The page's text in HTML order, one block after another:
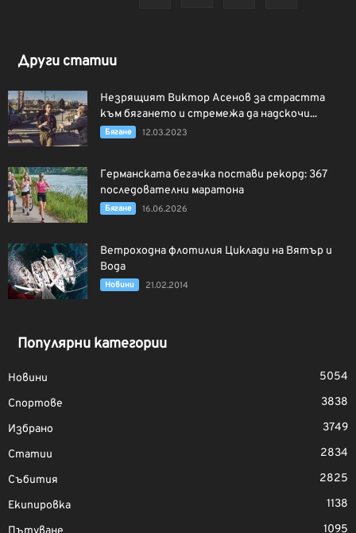
Други статии
Незрящият Виктор Асенов за страстта
към бягането и стремежа да надскочи...
Бягане 12.03.2023
Германската бегачка постави рекорд: 367
последователни маратона
Бягане 16.06.2026
Ветроходна флотилия Циклади на Вятър и
Вода
Новини 21.02.2014
Популярни категории
Новини
5054
Спортове
3838
Избрано
3749
Статии
2834
Събития
2825
Екипировка
1138
1095